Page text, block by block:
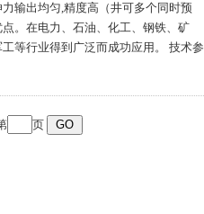
输出均匀,精度高（井可多个同时预
。在电力、石油、化工、钢铁、矿
等行业得到广泛而成功应用。 技术参
页